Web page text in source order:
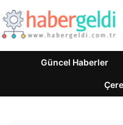
Güncel Haberler